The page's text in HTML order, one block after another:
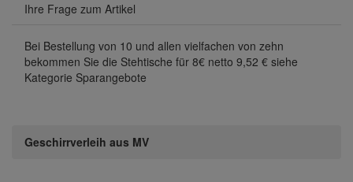
Ihre Frage zum Artikel
Bei Bestellung von 10 und allen vielfachen von zehn
bekommen Sie die Stehtische für 8€ netto 9,52 € siehe
Kategorie Sparangebote
Geschirrverleih aus MV